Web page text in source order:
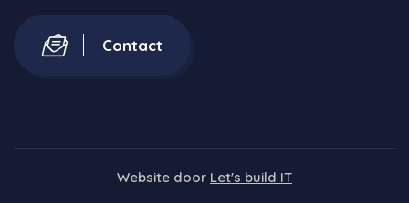
Contact
Website door Let's build IT